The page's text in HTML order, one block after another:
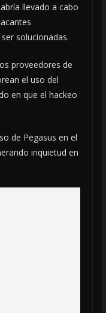
llevado a cabo
solucionadas.
proveedores de
el uso del
en que el hackeo
de Pegasus en el
inquietud en